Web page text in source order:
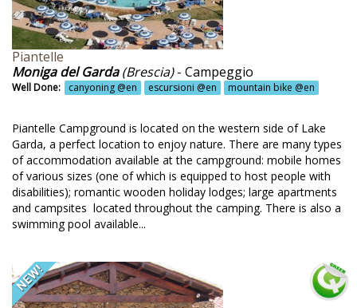
edilizia @en
natural swimming pool
laghetto balneabile @en
@en
@en
@en
@en
@en
antico @en
@en
Piantelle
Moniga del Garda(Brescia)- Campeggio
Well Done: canyoning @en escursioni @en mountain bike @en
Piantelle Campground is located on the western side of Lake
Garda, a perfect location to enjoy nature. There are many types
of accommodation available at the campground: mobile homes
of various sizes (one of which is equipped to host people with
disabilities); romantic wooden holiday lodges; large apartments
and campsites located throughout the camping. There is also a
swimming pool available...